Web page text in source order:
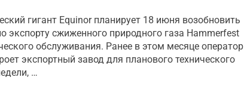
гигант Equinor планирует 18 июня возобновить
экспорту сжиженного природного газа Hammerfest
обслуживания. Ранее в этом месяце оператор
экспортный завод для планового технического
…